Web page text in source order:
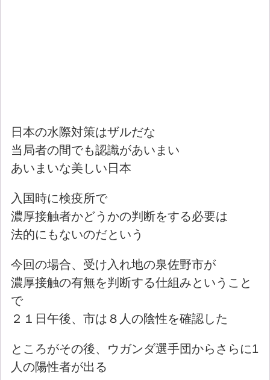
日本の水際対策はザルだな
当局者の間でも認識があいまい
あいまいな美しい日本
入国時に検疫所で
濃厚接触者かどうかの判断をする必要は
法的にもないのだという
今回の場合、受け入れ地の泉佐野市が
濃厚接触の有無を判断する仕組みということ
で
２１日午後、市は８人の陰性を確認した
ところがその後、ウガンダ選手団からさらに1
人の陽性者が出る